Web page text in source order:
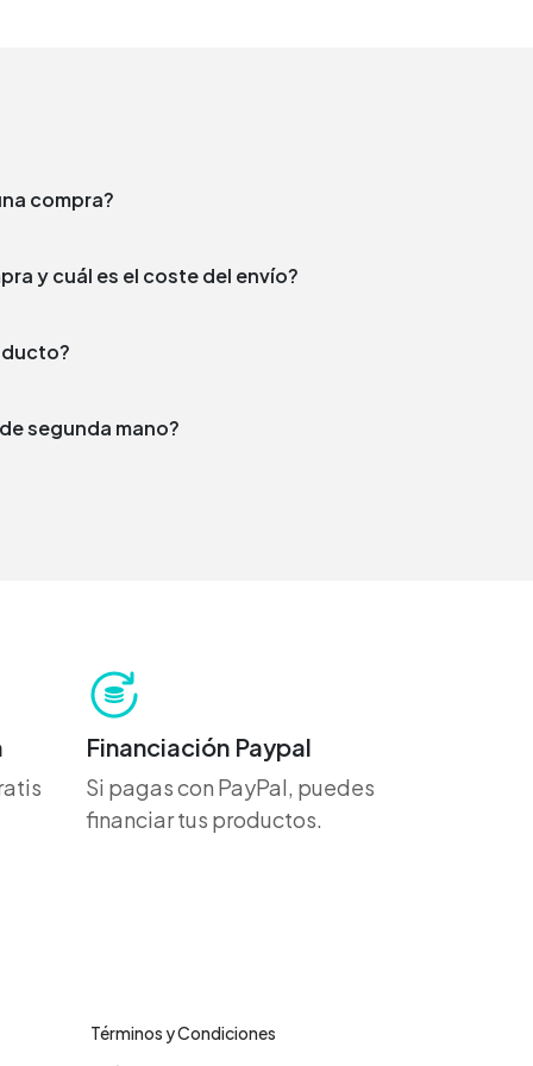
compra?
¿En qué plazo enviamos tu compra y cuál es el coste del envío?
de segunda mano?
Financiación Paypal
Si pagas con PayPal, puedes
financiar tus productos.
Términos y Condiciones